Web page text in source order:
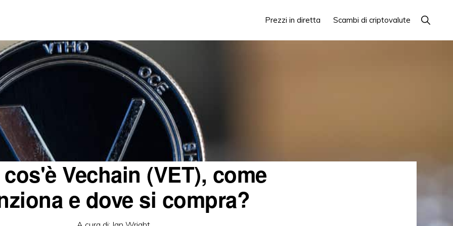
Prezzi in diretta Scambi di criptovalute Mostra
la
Vechain (VET), come
e dove si compra?